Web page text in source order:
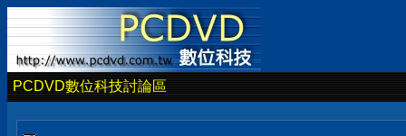
PCDVD數位科技討論區